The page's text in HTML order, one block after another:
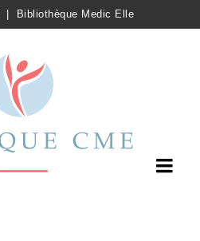
Bibliothèque Medic Elle